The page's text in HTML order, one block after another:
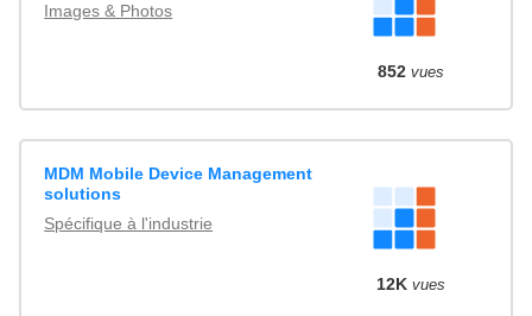
Images & Photos
852 vues
MDM Mobile Device Management
solutions
Spécifique à l'industrie
12K vues